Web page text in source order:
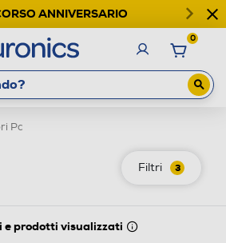
ANNIVERSARIO
0
Pc
Filtri 3
e prodotti visualizzati